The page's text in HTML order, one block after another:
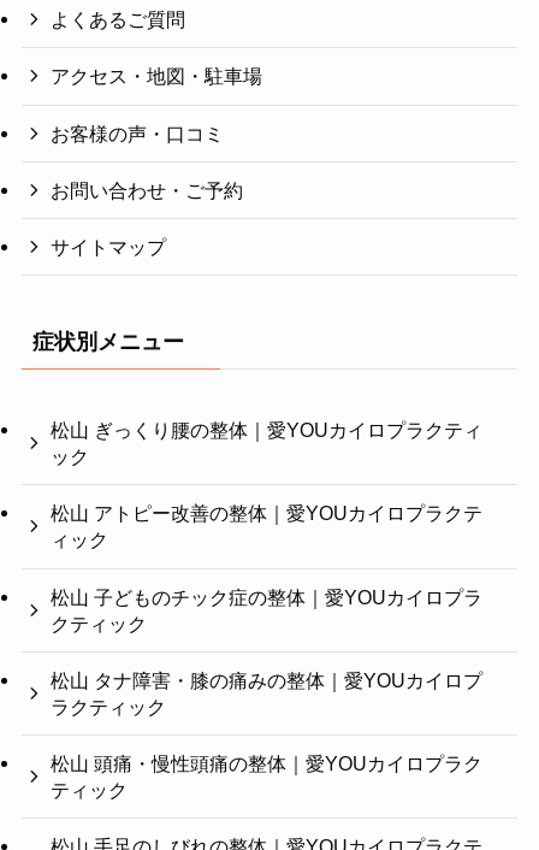
よくあるご質問
アクセス・地図・駐車場
お客様の声・口コミ
お問い合わせ・ご予約
サイトマップ
症状別メニュー
松山 ぎっくり腰の整体｜愛YOUカイロプラクティ
ック
松山 アトピー改善の整体｜愛YOUカイロプラクテ
ィック
松山 子どものチック症の整体｜愛YOUカイロプラ
クティック
松山 タナ障害・膝の痛みの整体｜愛YOUカイロプ
ラクティック
松山 頭痛・慢性頭痛の整体｜愛YOUカイロプラク
ティック